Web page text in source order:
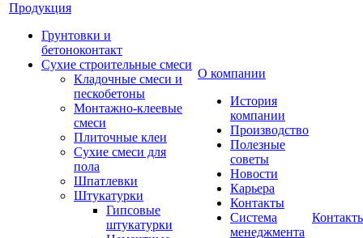
Продукция
Грунтовки и
бетоноконтакт
Сухие строительные смеси
Кладочные смеси и
пескобетоны
Монтажно-клеевые
смеси
Плиточные клеи
Сухие смеси для
пола
Шпатлевки
Штукатурки
Гипсовые
штукатурки
О компании
История
компании
Производство
Полезные
советы
Новости
Карьера
Контакты
Система
менеджмента